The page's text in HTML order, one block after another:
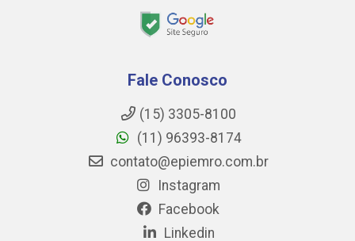
Fale Conosco
(15) 3305-8100
(11) 96393-8174
contato@epiemro.com.br
Instagram
Facebook
Linkedin